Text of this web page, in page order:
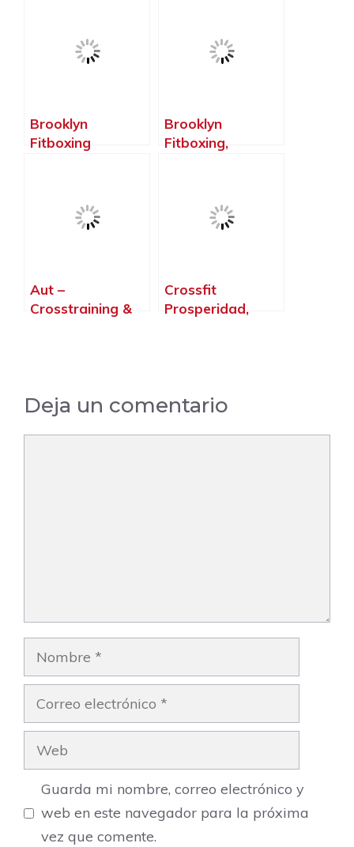
Brooklyn
Fitboxing
Brooklyn
Fitboxing,
Aut –
Crosstraining &
Crossfit
Prosperidad,
Deja un comentario
Nombre
Correo
electrónico
Web
Guarda mi nombre, correo electrónico y
web en este navegador para la próxima
vez que comente.